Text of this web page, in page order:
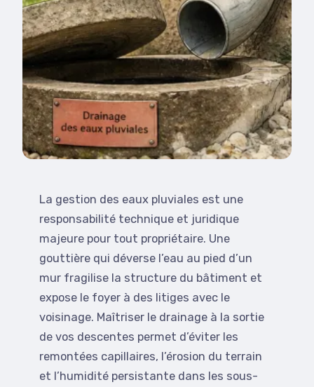
La gestion des eaux pluviales est une
responsabilité technique et juridique
majeure pour tout propriétaire. Une
gouttière qui déverse l’eau au pied d’un
mur fragilise la structure du bâtiment et
expose le foyer à des litiges avec le
voisinage. Maîtriser le drainage à la sortie
de vos descentes permet d’éviter les
remontées capillaires, l’érosion du terrain
et l’humidité persistante dans les sous-